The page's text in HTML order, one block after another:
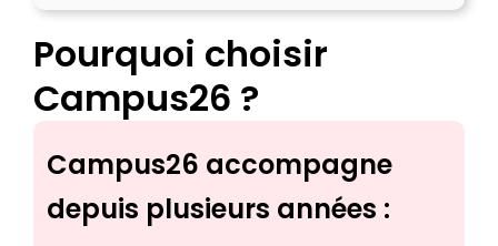
Pourquoi choisir
Campus26 ?
Campus26 accompagne
depuis plusieurs années :